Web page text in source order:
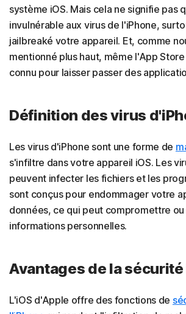
système iOS. Mais cela ne signifie pas
invulnérable aux virus de l'iPhone,
jailbreaké votre appareil. Et, comme
mentionné plus haut, même l'App
connu pour laisser passer des
Définition des virus
Les virus d'iPhone sont une forme de
s'infiltre dans votre appareil iOS. Les
peuvent infecter les fichiers et les
sont conçus pour endommager votre
données, ce qui peut compromettre
informations personnelles.
Avantages de la sécurité
L'iOS d'Apple offre des fonctions de